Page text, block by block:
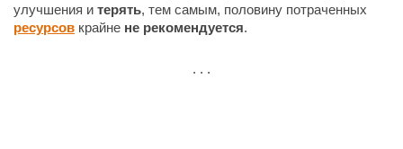
улучшения и терять, тем самым, половину потраченных
ресурсов крайне не рекомендуется.
. . .